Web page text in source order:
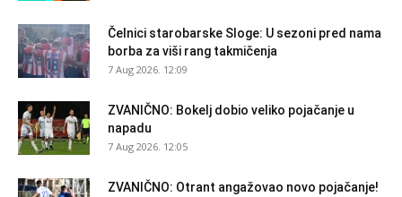
Čelnici starobarske Sloge: U sezoni pred nama
borba za viši rang takmičenja
7 Aug 2026. 12:09
ZVANIČNO: Bokelj dobio veliko pojačanje u
napadu
7 Aug 2026. 12:05
ZVANIČNO: Otrant angažovao novo pojačanje!